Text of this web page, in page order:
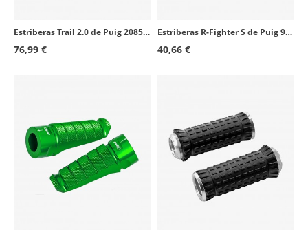
Estriberas Trail 2.0 de Puig 20853O en color oro
76,99 €
Estriberas R-Fighter S de Puig 9193R en color rojo
40,66 €